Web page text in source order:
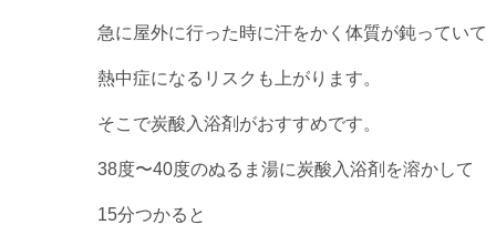
急に屋外に行った時に汗をかく体質が鈍っていて
熱中症になるリスクも上がります。
そこで炭酸入浴剤がおすすめです。
38度〜40度のぬるま湯に炭酸入浴剤を溶かして
15分つかると